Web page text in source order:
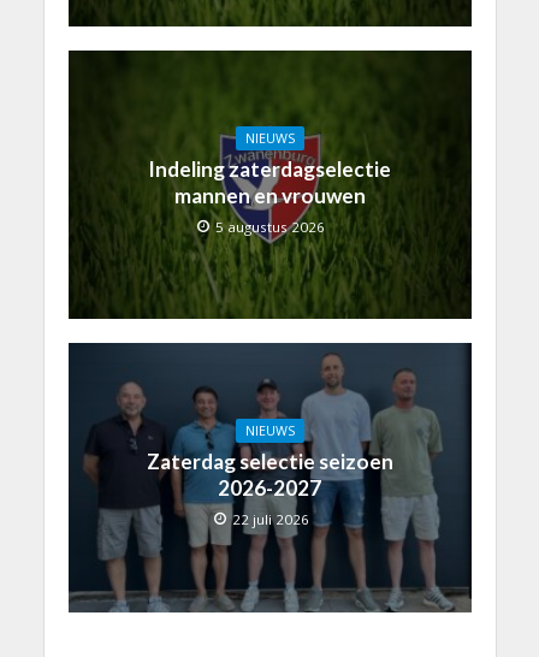
NIEUWS
Indeling zaterdagselectie
mannen en vrouwen
5 augustus 2026
NIEUWS
Zaterdag selectie seizoen
2026-2027
22 juli 2026